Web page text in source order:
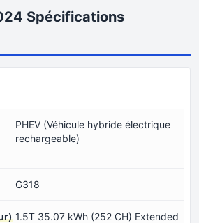
Spécifications
PHEV (Véhicule hybride électrique
rechargeable)
G318
1.5T 35.07 kWh (252 CH) Extended